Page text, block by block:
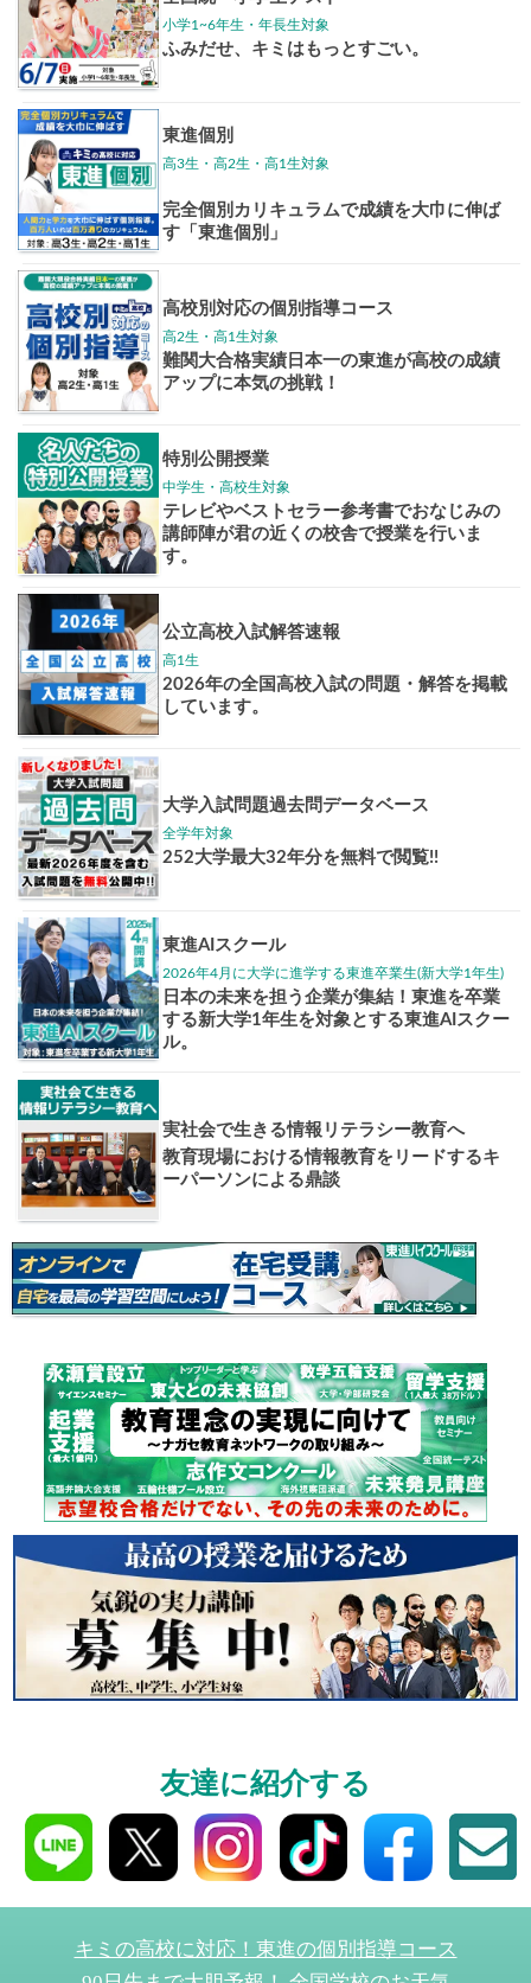
東大特進
トップリ
イベントほか
志作文コンクール 君の未来
情報
大学入試偏差値ランキング
お知らせ・イベント
1日体験
高3生・高2生・高1生対
東進の実力講師陣
導を今すぐ体験!!
個別相談
高3生・高2生・高1生と
受験や高校の成績
ください！
高3生・高2生・高1生対
資料請求・イベン
ら！
友達に紹介する
キミの高校に対応！東進の個別指導コース